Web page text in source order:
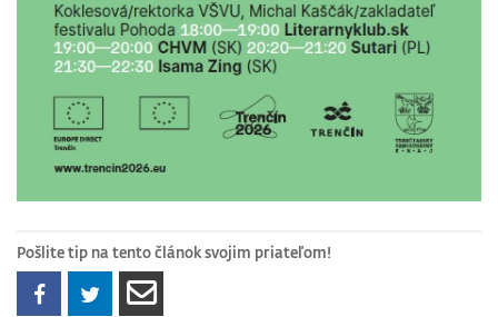
Pošlite tip na tento článok svojim priateľom!